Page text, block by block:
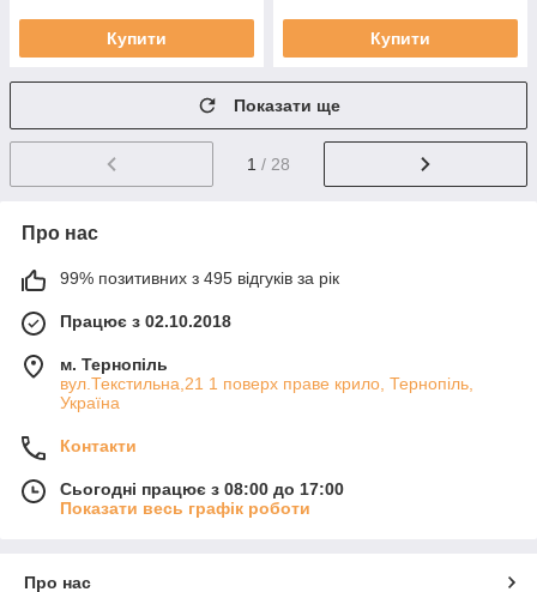
Купити Купити
Показати ще
1 / 28
Про нас
99% позитивних з 495 відгуків за рік
Працює з 02.10.2018
м. Тернопіль
вул.Текстильна,21 1 поверх праве крило, Тернопіль,
Україна
Контакти
Сьогодні працює з 08:00 до 17:00
Показати весь графік роботи
Про нас